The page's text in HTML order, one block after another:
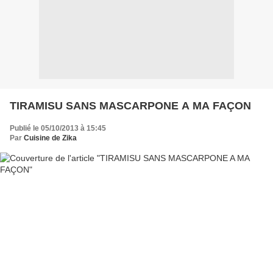
TIRAMISU SANS MASCARPONE A MA FAÇON
Publié le 05/10/2013 à 15:45
Par Cuisine de Zika